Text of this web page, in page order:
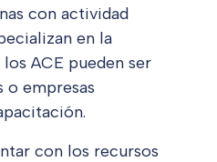
con actividad
en la
ACE pueden ser
o empresas
con los recursos